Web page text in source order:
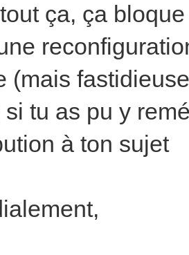
ça, ça
(mais
tu as pu y
à ton sujet